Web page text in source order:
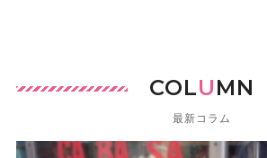
COLUMN
最新コラム